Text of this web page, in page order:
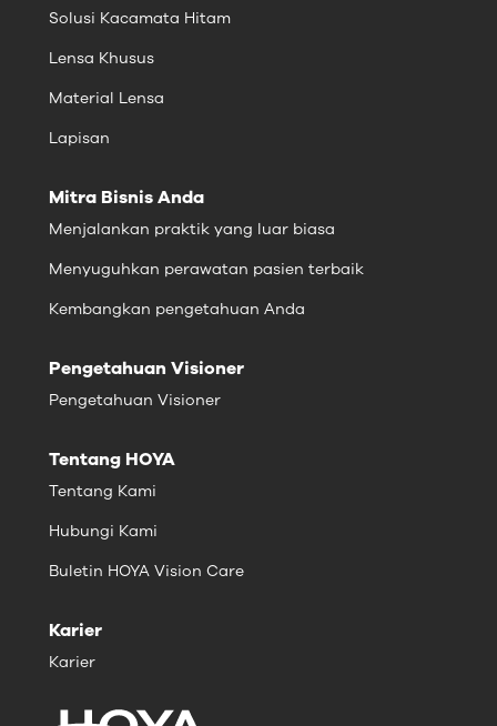
Solusi Kacamata Hitam
Lensa Khusus
Material Lensa
Lapisan
Mitra Bisnis Anda
Menjalankan praktik yang luar biasa
Menyuguhkan perawatan pasien terbaik
Kembangkan pengetahuan Anda
Pengetahuan Visioner
Pengetahuan Visioner
Tentang HOYA
Tentang Kami
Hubungi Kami
Buletin HOYA Vision Care
Karier
Karier